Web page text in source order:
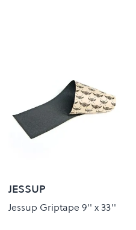
JESSUP
Jessup Griptape 9'' x 33''